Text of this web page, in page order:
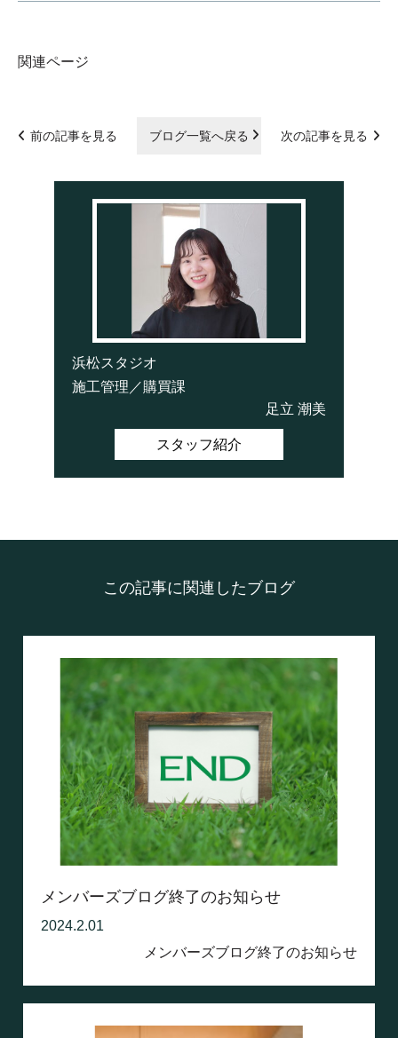
関連ページ
前の記事を見る ブログ一覧へ戻る 次の記事を見る
浜松スタジオ
施工管理／購買課
足立 潮美
スタッフ紹介
この記事に関連したブログ
メンバーズブログ終了のお知らせ
2024.2.01
メンバーズブログ終了のお知らせ